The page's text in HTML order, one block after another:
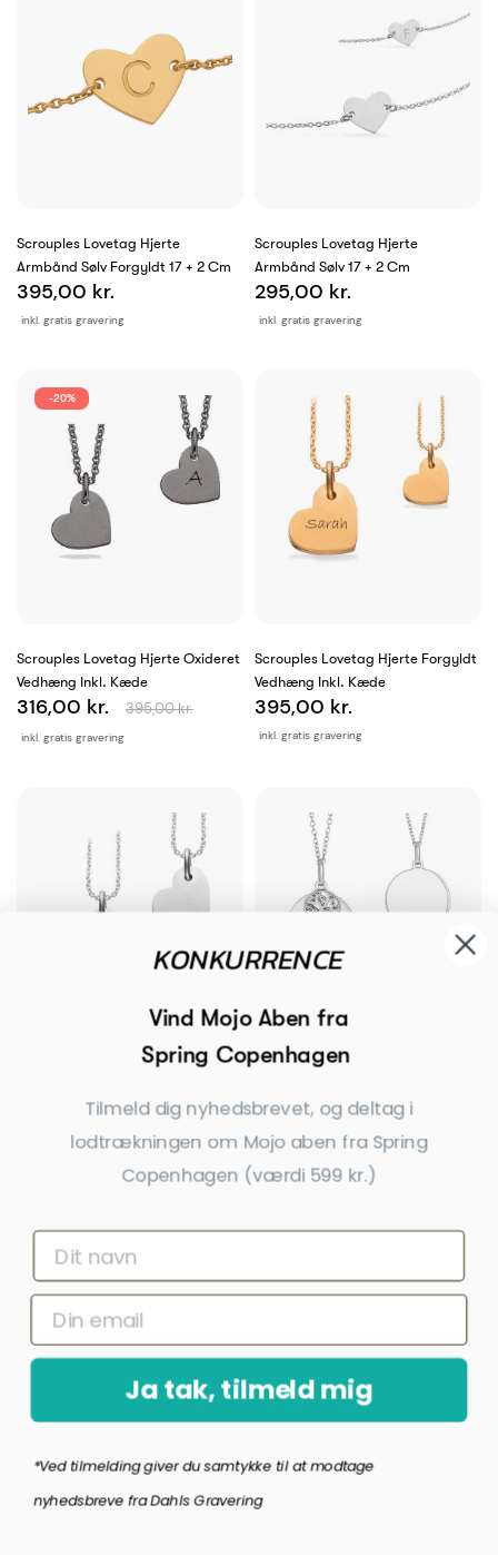
Scrouples Lovetag Hjerte
Armbånd Sølv Forgyldt 17 + 2 Cm
inkl. gratis gravering
395,00 kr.
Scrouples Lovetag Hjerte
Armbånd Sølv 17 + 2 Cm
inkl. gratis gravering
295,00 kr.
Scrouples Lovetag Hjerte Oxideret
Vedhæng Inkl. Kæde
inkl. gratis gravering
316,00 kr. 395,00 kr.
-20%
Scrouples Lovetag Hjerte Forgyldt
Vedhæng Inkl. Kæde
inkl. gratis gravering
395,00 kr.
Vedhæng Inkl. Kæde
inkl. gratis gravering
295,00 kr.
Livets Træ Sølv Vedhæng Inkl.
inkl. gratis gravering
495,00 kr.
Dahl Lovetag Sølv Med 0,05
Diamant Vedhæng Inkl. Kæde
KONKURRENCE
Vind Mojo Aben fra
Spring Copenhagen
Tilmeld dig nyhedsbrevet, og deltag i
lodtrækningen om Mojo aben fra Spring
Copenhagen (værdi 599 kr.)
Ja tak, tilmeld mig
*Ved tilmelding giver du samtykke til at modtage
nyhedsbreve fra Dahls Gravering